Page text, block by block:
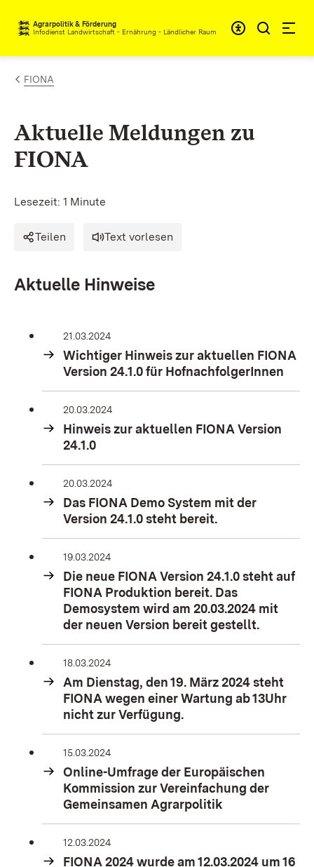
Zum Inhalt springen
Agrarpolitik & Förderung
Infodienst Landwirtschaft - Ernährung - Ländlicher Raum
FIONA
Aktuelle Meldungen zu
FIONA
Lesezeit: 1 Minute
Teilen Text vorlesen
Aktuelle Hinweise
21.03.2024
Wichtiger Hinweis zur aktuellen FIONA
Version 24.1.0 für HofnachfolgerInnen
20.03.2024
Hinweis zur aktuellen FIONA Version
24.1.0
20.03.2024
Das FIONA Demo System mit der
Version 24.1.0 steht bereit.
19.03.2024
Die neue FIONA Version 24.1.0 steht auf
FIONA Produktion bereit. Das
Demosystem wird am 20.03.2024 mit
der neuen Version bereit gestellt.
18.03.2024
Am Dienstag, den 19. März 2024 steht
FIONA wegen einer Wartung ab 13Uhr
nicht zur Verfügung.
15.03.2024
Online-Umfrage der Europäischen
Kommission zur Vereinfachung der
Gemeinsamen Agrarpolitik
12.03.2024
FIONA 2024 wurde am 12.03.2024 um 16